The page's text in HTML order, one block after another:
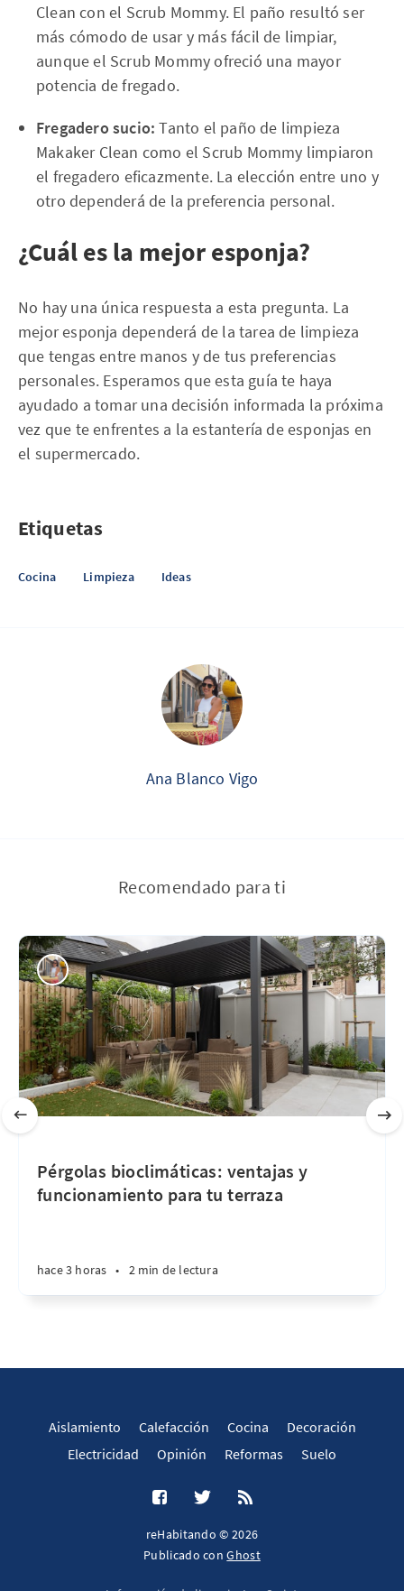
Clean con el Scrub Mommy. El paño resultó ser
más cómodo de usar y más fácil de limpiar,
aunque el Scrub Mommy ofreció una mayor
potencia de fregado.
Fregadero sucio: Tanto el paño de limpieza
Makaker Clean como el Scrub Mommy limpiaron
el fregadero eficazmente. La elección entre uno y
otro dependerá de la preferencia personal.
¿Cuál es la mejor esponja?
No hay una única respuesta a esta pregunta. La
mejor esponja dependerá de la tarea de limpieza
que tengas entre manos y de tus preferencias
personales. Esperamos que esta guía te haya
ayudado a tomar una decisión informada la próxima
vez que te enfrentes a la estantería de esponjas en
el supermercado.
Etiquetas
Cocina Limpieza Ideas
Ana Blanco Vigo
Recomendado para ti
Pérgolas bioclimáticas: ventajas y
funcionamiento para tu terraza
hace 3 horas • 2 min de lectura
Aislamiento Calefacción Cocina
Decoración
Electricidad
Opinión Reformas Suelo
reHabitando © 2026
Publicado conGhost